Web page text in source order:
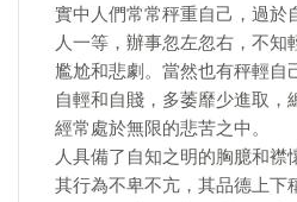
實中人們常常秤重自己，過於
人一等，辦事忽左忽右，不知
尷尬和悲劇。當然也有秤輕自
自輕和自賤，多萎靡少進取，
經常處於無限的悲苦之中。
人具備了自知之明的胸臆和襟
其行為不卑不亢，其品德上下